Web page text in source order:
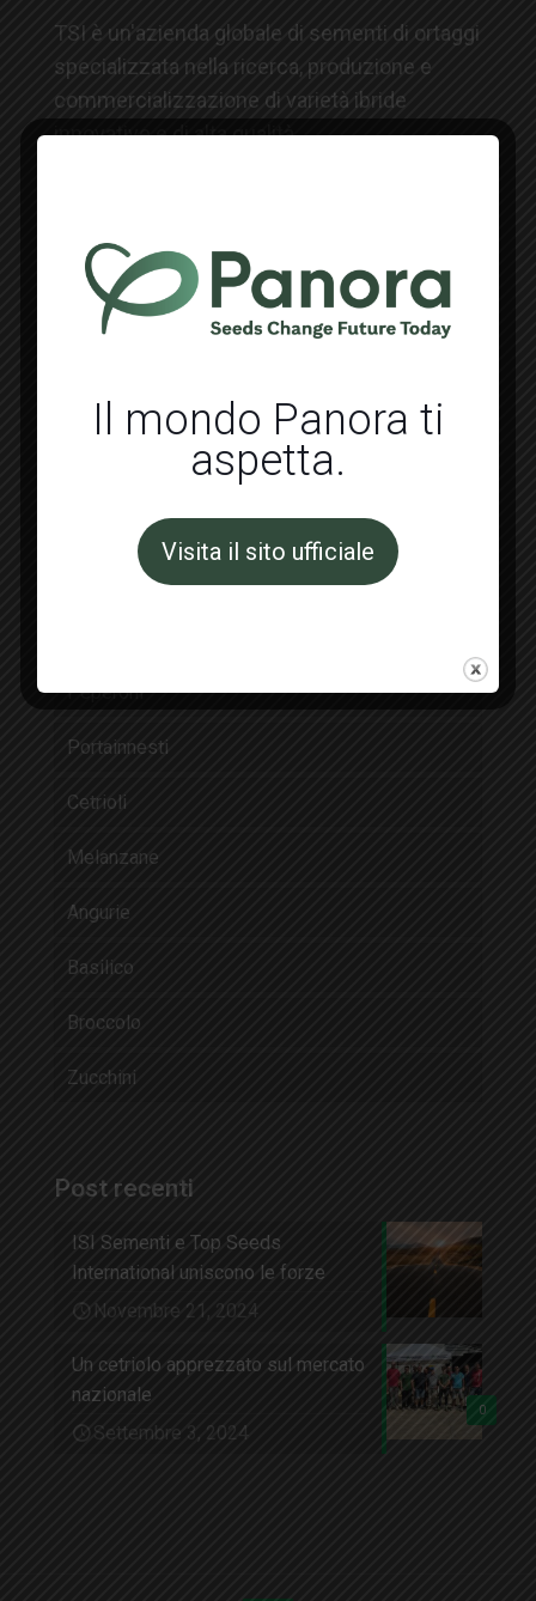
TSI è un'azienda globale di sementi di ortaggi
specializzata nella ricerca, produzione e
commercializzazione di varietà ibride
innovative e di alta qualità.
I Prodotti
Peperoni
Portainnesti
Cetrioli
Melanzane
Angurie
Basilico
Broccolo
Zucchini
Post recenti
ISI Sementi e Top Seeds
International uniscono le forze
Novembre 21, 2024
0
Un cetriolo apprezzato sul mercato
nazionale
Settembre 3, 2024
Il mondo Panora ti
aspetta.
Visita il sito ufficiale